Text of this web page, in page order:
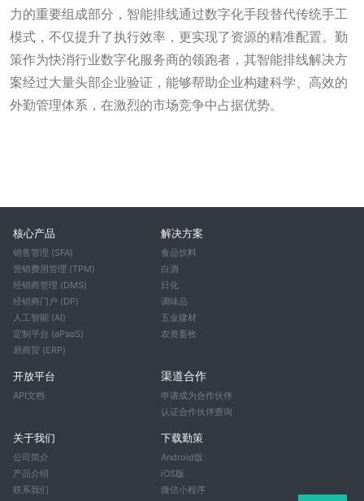
力的重要组成部分，智能排线通过数字化手段替代传统手工
模式，不仅提升了执行效率，更实现了资源的精准配置。勤
策作为快消行业数字化服务商的领跑者，其智能排线解决方
案经过大量头部企业验证，能够帮助企业构建科学、高效的
外勤管理体系，在激烈的市场竞争中占据优势。
核心产品
销售管理 (SFA)
营销费用管理 (TPM)
经销商管理 (DMS)
经销商门户 (DP)
人工智能 (AI)
定制平台 (aPaaS)
易商贸 (ERP)
解决方案
食品饮料
白酒
日化
调味品
五金建材
农资畜牧
开放平台
API文档
渠道合作
申请成为合作伙伴
认证合作伙伴查询
关于我们
公司简介
产品介绍
联系我们
下载勤策
Android版
iOS版
微信小程序